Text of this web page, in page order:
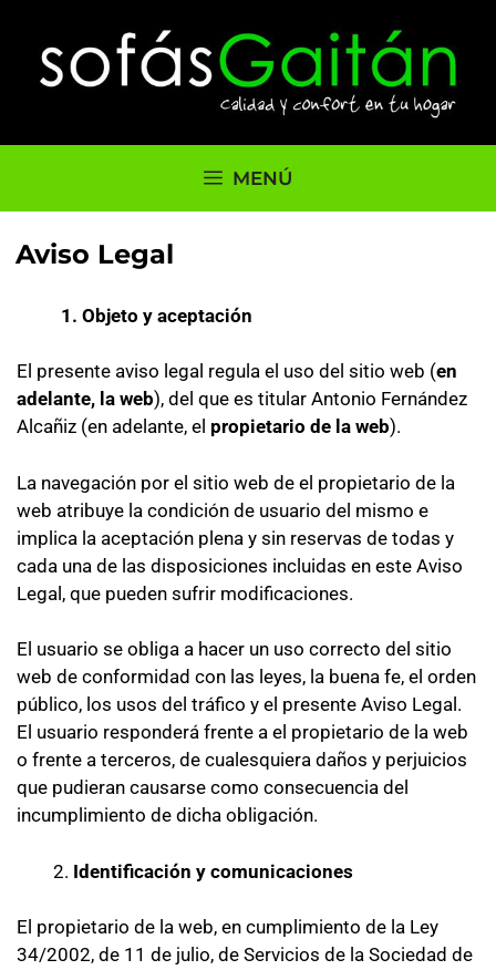
MENÚ
Aviso Legal
1. Objeto y aceptación
El presente aviso legal regula el uso del sitio web (en
adelante, la web), del que es titular Antonio Fernández
Alcañiz (en adelante, el propietario de la web).
La navegación por el sitio web de el propietario de la
web atribuye la condición de usuario del mismo e
implica la aceptación plena y sin reservas de todas y
cada una de las disposiciones incluidas en este Aviso
Legal, que pueden sufrir modificaciones.
El usuario se obliga a hacer un uso correcto del sitio
web de conformidad con las leyes, la buena fe, el orden
público, los usos del tráfico y el presente Aviso Legal.
El usuario responderá frente a el propietario de la web
o frente a terceros, de cualesquiera daños y perjuicios
que pudieran causarse como consecuencia del
incumplimiento de dicha obligación.
Identificación y comunicaciones
El propietario de la web, en cumplimiento de la Ley
34/2002, de 11 de julio, de Servicios de la Sociedad de